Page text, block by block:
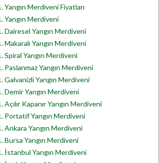
Merdiveni Fiyatları
Yangın Merdiveni
Dairesel Yangın Merdiveni
Yangın Merdiveni
Spiral Yangın Merdiveni
Paslanmaz Yangın Merdiveni
Galvanizli Yangın Merdiveni
Demir Yangın Merdiveni
Kapanır Yangın Merdiveni
Portatif Yangın Merdiveni
Ankara Yangın Merdiveni
Bursa Yangın Merdiveni
İstanbul Yangın Merdiveni